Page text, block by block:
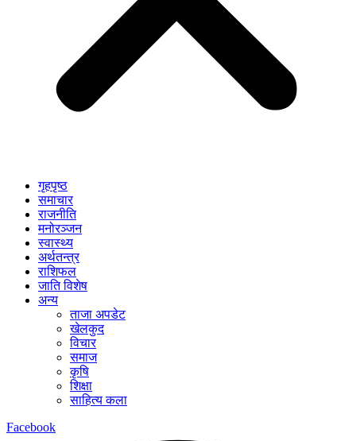
गृहपृष्ठ
समाचार
राजनीति
मनोरञ्जन
स्वास्थ्य
अर्थतन्त्र
राशिफल
जाति विशेष
अन्य
ताजा अपडेट
खेलकुद
विचार
समाज
कृषि
शिक्षा
साहित्य कला
Facebook